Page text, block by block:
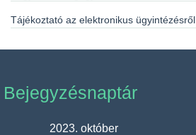
Tájékoztató az elektronikus ügyintézésről
Bejegyzésnaptár
2023. október